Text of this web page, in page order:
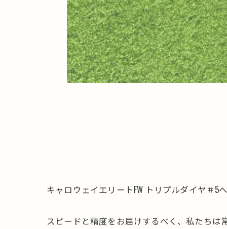
キャロウェイエリートFW トリプルダイヤ＃5へ
スピードと精度をお届けするべく、私たち